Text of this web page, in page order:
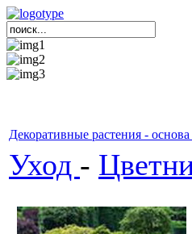
Декоративные растения -
Уход -